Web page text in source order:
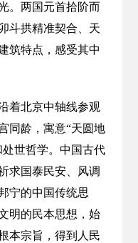
。两国元首拾阶而
斗拱精准契合、天
筑特点，感受其中
着北京中轴线参观
同龄，寓意“天圆地
世哲学。中国古代
求国泰民安、风调
宁的中国传统思
明的民本思想，始
本宗旨，得到人民